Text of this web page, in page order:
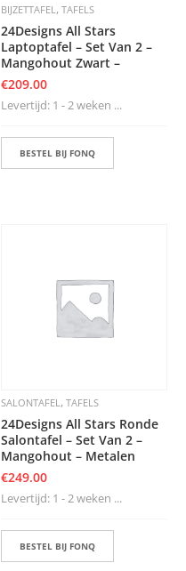
BIJZETTAFEL, TAFELS
24Designs All Stars
Laptoptafel – Set Van 2 –
Mangohout Zwart –
€209.00
Levertijd: 1 - 2 weken ...
BESTEL BIJ FONQ
SALONTAFEL, TAFELS
24Designs All Stars Ronde
Salontafel – Set Van 2 –
Mangohout – Metalen
€249.00
Levertijd: 1 - 2 weken ...
BESTEL BIJ FONQ